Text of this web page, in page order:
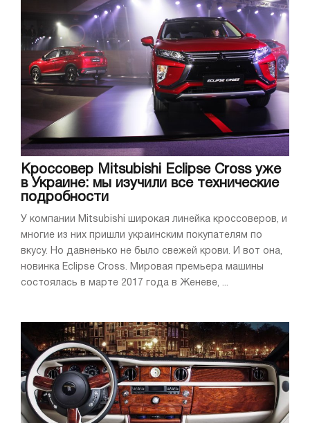
Кроссовер Mitsubishi Eclipse Cross уже
в Украине: мы изучили все технические
подробности
У компании Mitsubishi широкая линейка кроссоверов, и
многие из них пришли украинским покупателям по
вкусу. Но давненько не было свежей крови. И вот она,
новинка Eclipse Cross. Мировая премьера машины
состоялась в марте 2017 года в Женеве, ...